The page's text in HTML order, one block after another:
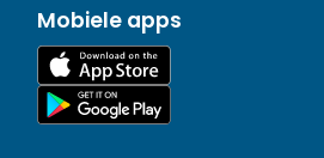
Mobiele apps